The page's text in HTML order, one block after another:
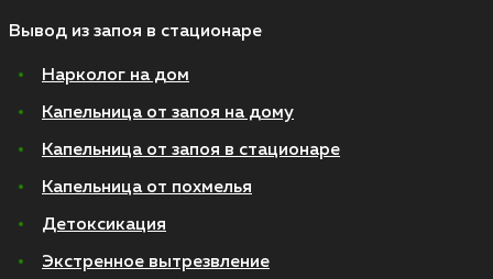
Вывод из запоя в стационаре
Нарколог на дом
Капельница от запоя на дому
Капельница от запоя в стационаре
Капельница от похмелья
Детоксикация
Экстренное вытрезвление